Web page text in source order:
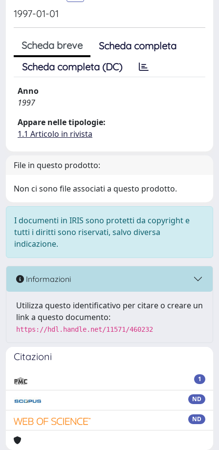
1997-01-01
Scheda breve
Scheda completa
Scheda completa (DC)
Anno
1997
Appare nelle tipologie:
1.1 Articolo in rivista
File in questo prodotto:
Non ci sono file associati a questo prodotto.
I documenti in IRIS sono protetti da copyright e
tutti i diritti sono riservati, salvo diversa
indicazione.
Informazioni
Utilizza questo identificativo per citare o creare un
link a questo documento:
https://hdl.handle.net/11571/460232
Citazioni
1
ND
ND